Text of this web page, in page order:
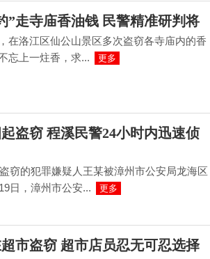
”走寺庙香油钱 民警精准研判将
在洛江区仙公山景区多次盗窃各寺庙内的香
忘上一炷香，求...
更多
盗窃 程溪民警24小时内迅速侦
窃的犯罪嫌疑人王某被漳州市公安局龙海区
日，漳州市公安...
更多
市盗窃 超市店员忍无可忍选择